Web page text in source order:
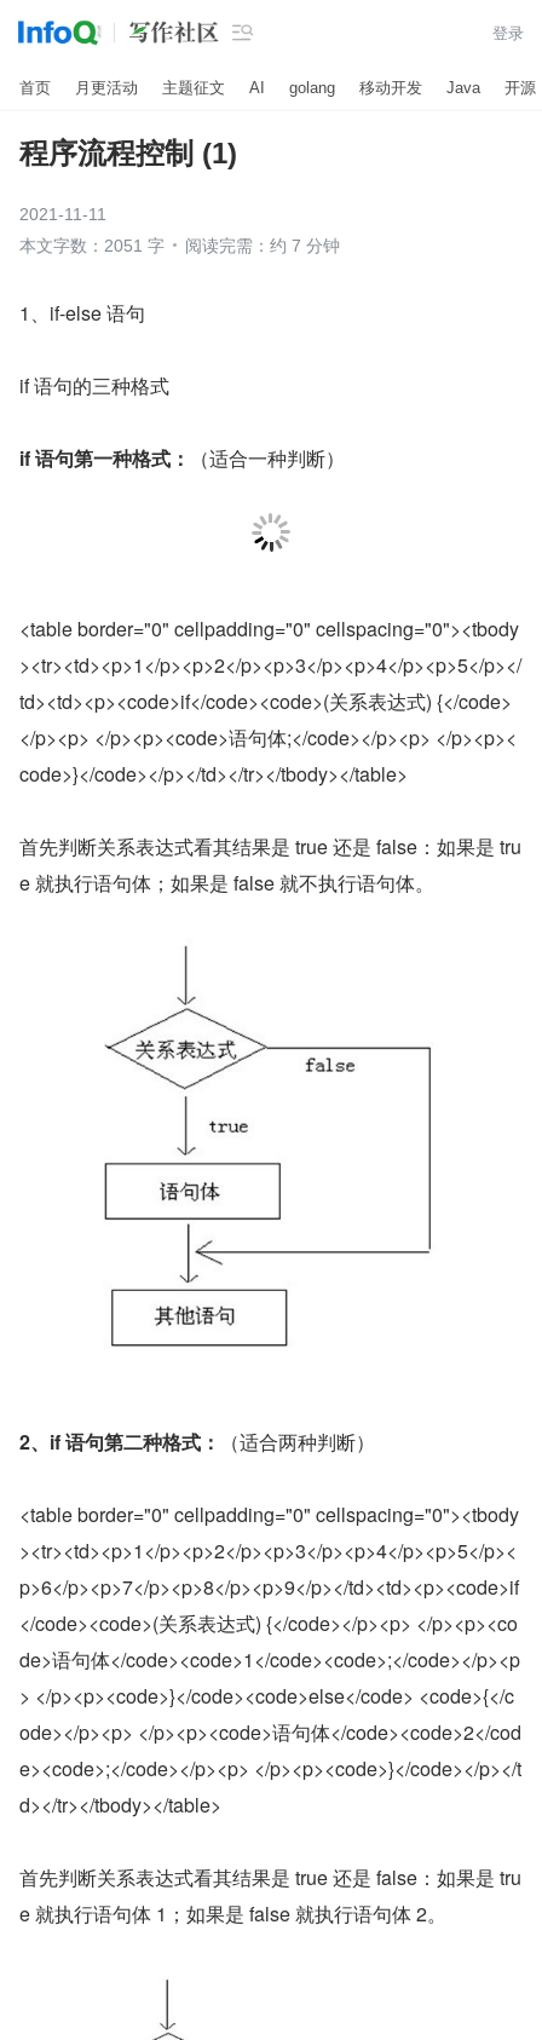
 登录
首页 月更活动 主题征文 AI golang 移动开发 Java 开源
程序流程控制 (1)
2021-11-11
本文字数：2051 字
阅读完需：约 7 分钟
1、if-else 语句
if 语句的三种格式
if 语句第一种格式： （适合一种判断）
<table border="0" cellpadding="0" cellspacing="0"><tbody
><tr><td><p>1</p><p>2</p><p>3</p><p>4</p><p>5</p></
td><td><p><code>if</code><code>(关系表达式) {</code>
</p><p> </p><p><code>语句体;</code></p><p> </p><p><
code>}</code></p></td></tr></tbody></table>
首先判断关系表达式看其结果是 true 还是 false：如果是 tru
e 就执行语句体；如果是 false 就不执行语句体。
2、if 语句第二种格式： （适合两种判断）
<table border="0" cellpadding="0" cellspacing="0"><tbody
><tr><td><p>1</p><p>2</p><p>3</p><p>4</p><p>5</p><
p>6</p><p>7</p><p>8</p><p>9</p></td><td><p><code>if
</code><code>(关系表达式) {</code></p><p> </p><p><co
de>语句体</code><code>1</code><code>;</code></p><p
> </p><p><code>}</code><code>else</code> <code>{</c
ode></p><p> </p><p><code>语句体</code><code>2</cod
e><code>;</code></p><p> </p><p><code>}</code></p></t
d></tr></tbody></table>
首先判断关系表达式看其结果是 true 还是 false：如果是 tru
e 就执行语句体 1；如果是 false 就执行语句体 2。